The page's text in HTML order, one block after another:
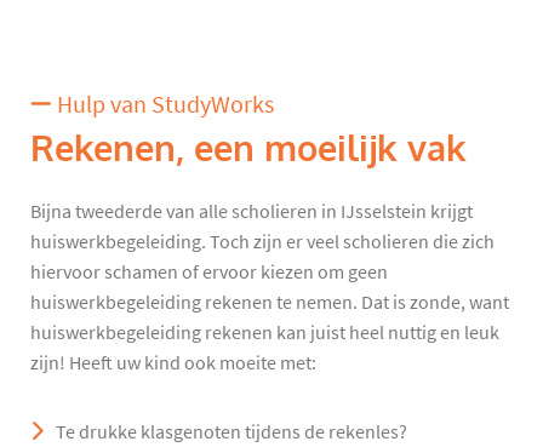
Hulp van StudyWorks
Rekenen, een moeilijk vak
Bijna tweederde van alle scholieren in IJsselstein krijgt
huiswerkbegeleiding. Toch zijn er veel scholieren die zich
hiervoor schamen of ervoor kiezen om geen
huiswerkbegeleiding rekenen te nemen. Dat is zonde, want
huiswerkbegeleiding rekenen kan juist heel nuttig en leuk
zijn! Heeft uw kind ook moeite met:
Te drukke klasgenoten tijdens de rekenles?